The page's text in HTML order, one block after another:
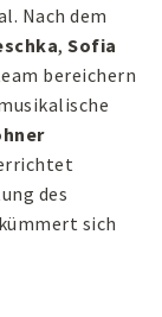
Nach dem
, Sofia
bereichern
des
kümmert sich